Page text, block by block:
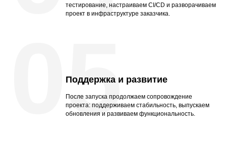
тестирование, настраиваем CI/CD и разворачиваем
проект в инфраструктуре заказчика.
Поддержка и развитие
После запуска продолжаем сопровождение
проекта: поддерживаем стабильность, выпускаем
обновления и развиваем функциональность.
05